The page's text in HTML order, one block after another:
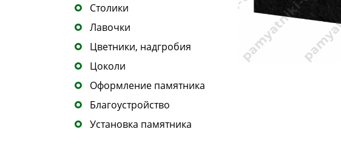
Столики
Лавочки
Цветники, надгробия
Цоколи
Оформление памятника
Благоустройство
Установка памятника